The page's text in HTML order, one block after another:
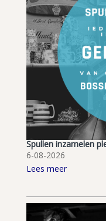
Spullen inzamelen
6-08-2026
Lees meer